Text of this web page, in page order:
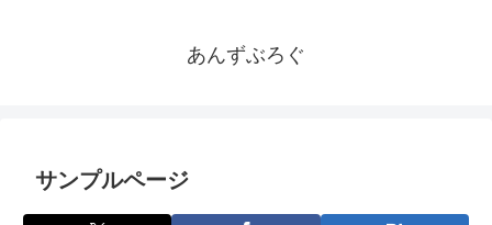
あんずぶろぐ
サンプルページ